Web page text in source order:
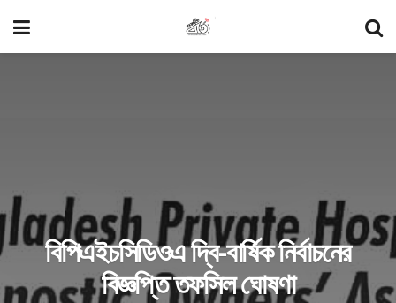
বিপিএইচসিডিওএ দ্বি-বার্ষিক নির্বাচনের
বিজ্ঞপ্তি তফসিল ঘোষণা